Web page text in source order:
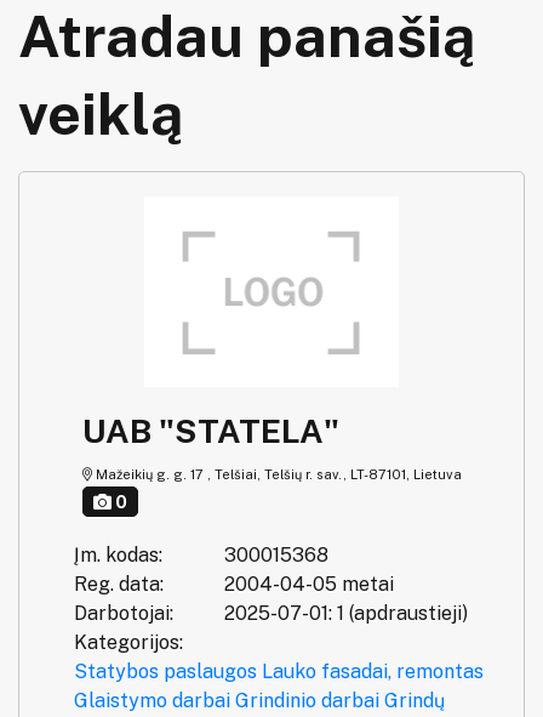
Atradau panašią
veiklą
UAB "STATELA"
Mažeikių g. g. 17 , Telšiai, Telšių r. sav., LT-87101, Lietuva
0
Įm. kodas:
300015368
Reg. data:
2004-04-05 metai
Darbotojai:
2025-07-01: 1 (apdraustieji)
Kategorijos:
Statybos paslaugos Lauko fasadai, remontas
Glaistymo darbai Grindinio darbai Grindų